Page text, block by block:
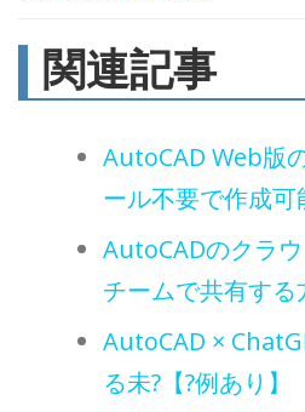
関連記事
AutoCAD Web版
ール不要で作成可
AutoCADのクラ
チームで共有する
AutoCAD ×
る未?【?例あり】